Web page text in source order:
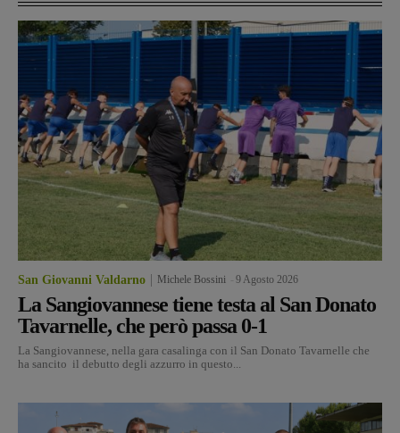
San Giovanni Valdarno Michele Bossini 9 Agosto 2026
La Sangiovannese tiene testa al San Donato
Tavarnelle, che però passa 0-1
La Sangiovannese, nella gara casalinga con il San Donato Tavarnelle che
ha sancito il debutto degli azzurro in questo...